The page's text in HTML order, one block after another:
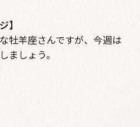
】
牡羊座さんですが、今週は
ましょう。